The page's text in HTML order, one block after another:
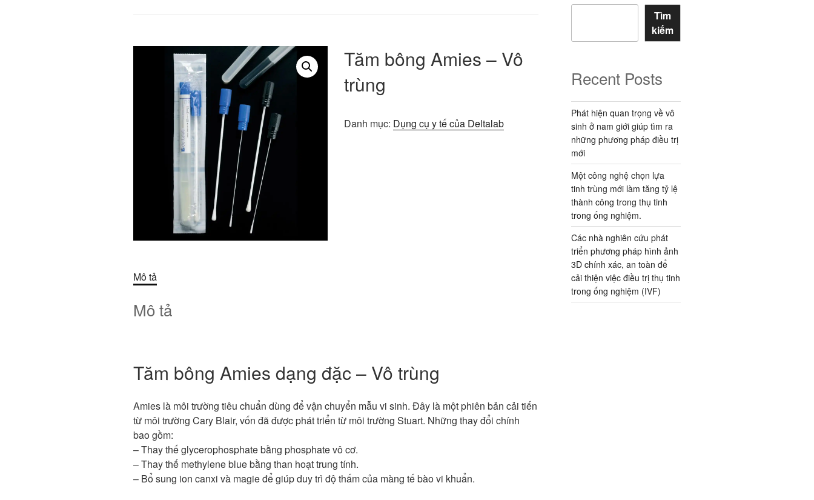
Tăm bông Amies – Vô
trùng
Danh mục: Dụng cụ y tế của Deltalab
Mô tả
Mô tả
Tăm bông Amies dạng đặc – Vô trùng
Amies là môi trường tiêu chuẩn dùng để vận chuyển mẫu vi sinh. Đây là một phiên bản cải tiến
từ môi trường Cary Blair, vốn đã được phát triển từ môi trường Stuart. Những thay đổi chính
bao gồm:
– Thay thế glycerophosphate bằng phosphate vô cơ.
– Thay thế methylene blue bằng than hoạt trung tính.
– Bổ sung ion canxi và magie để giúp duy trì độ thấm của màng tế bào vi khuẩn.
Tìm
kiếm
Recent Posts
Phát hiện quan trọng về vô
sinh ở nam giới giúp tìm ra
những phương pháp điều trị
mới
Một công nghệ chọn lựa
tinh trùng mới làm tăng tỷ lệ
thành công trong thụ tinh
trong ống nghiệm.
Các nhà nghiên cứu phát
triển phương pháp hình ảnh
3D chính xác, an toàn để
cải thiện việc điều trị thụ tinh
trong ống nghiệm (IVF)